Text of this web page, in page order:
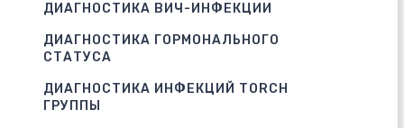
ДИАГНОСТИКА ВИЧ-ИНФЕКЦИИ
ДИАГНОСТИКА ГОРМОНАЛЬНОГО
СТАТУСА
ДИАГНОСТИКА ИНФЕКЦИЙ TORCH
ГРУППЫ